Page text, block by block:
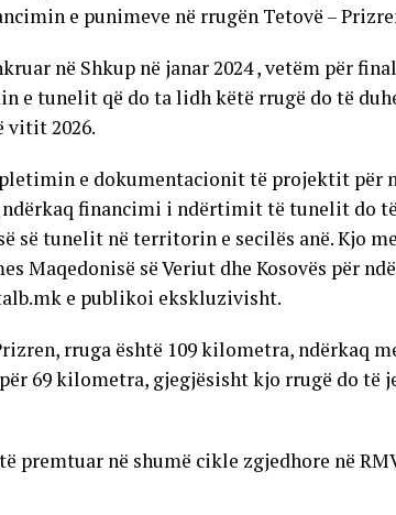
e punimeve në rrugën Tetovë –
në Shkup në janar 2024 , vetëm për
e tunelit që do ta lidh këtë rrugë do të
vitit 2026.
e dokumentacionit të projektit
ndërkaq financimi i ndërtimit të tunelit do
së tunelit në territorin e secilës anë. Kjo
Maqedonisë së Veriut dhe Kosovës për
e publikoi ekskluzivisht.
rruga është 109 kilometra, ndërkaq
69 kilometra, gjegjësisht kjo rrugë do të
premtuar në shumë cikle zgjedhore në